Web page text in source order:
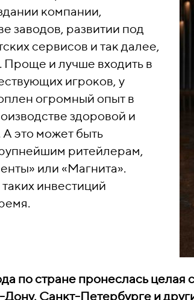
компании,
заводов, развитии под
сервисов и так далее,
Проще и лучше входить в
игроков, у
огромный опыт в
здоровой и
это может быть
ритейлерам,
или «Магнита».
инвестиций
по стране пронеслась
Санкт-Петербурге и